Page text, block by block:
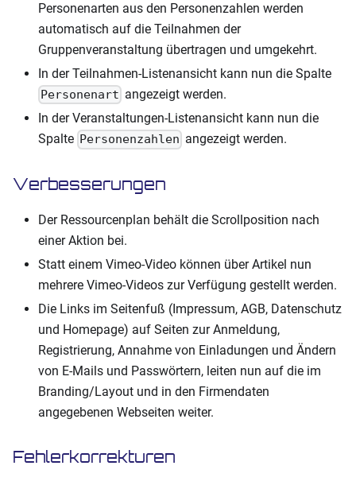
Personenarten aus den Personenzahlen werden
automatisch auf die Teilnahmen der
Gruppenveranstaltung übertragen und umgekehrt.
In der Teilnahmen-Listenansicht kann nun die Spalte
Personenart angezeigt werden.
In der Veranstaltungen-Listenansicht kann nun die
Spalte Personenzahlen angezeigt werden.
Verbesserungen
Der Ressourcenplan behält die Scrollposition nach
einer Aktion bei.
Statt einem Vimeo-Video können über Artikel nun
mehrere Vimeo-Videos zur Verfügung gestellt werden.
Die Links im Seitenfuß (Impressum, AGB, Datenschutz
und Homepage) auf Seiten zur Anmeldung,
Registrierung, Annahme von Einladungen und Ändern
von E-Mails und Passwörtern, leiten nun auf die im
Branding/Layout und in den Firmendaten
angegebenen Webseiten weiter.
Fehlerkorrekturen